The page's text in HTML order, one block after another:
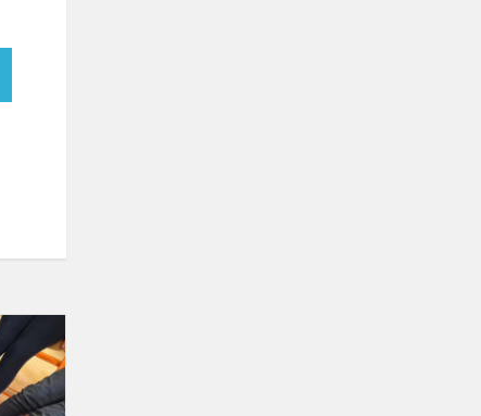
Dauno
diena